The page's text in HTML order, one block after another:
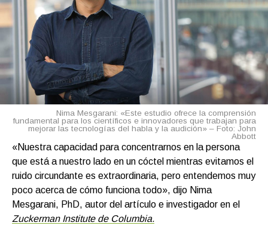
Nima Mesgarani: «Este estudio ofrece la comprensión
fundamental para los científicos e innovadores que trabajan para
mejorar las tecnologías del habla y la audición» – Foto: John
Abbott
«Nuestra capacidad para concentrarnos en la persona
que está a nuestro lado en un cóctel mientras evitamos el
ruido circundante es extraordinaria, pero entendemos muy
poco acerca de cómo funciona todo», dijo Nima
Mesgarani, PhD, autor del artículo e investigador en el
Zuckerman Institute de Columbia.